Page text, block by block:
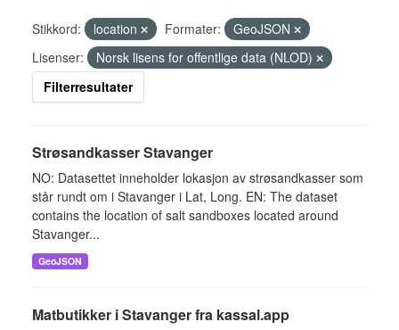
Stikkord: location Formater:
GeoJSON
Lisenser:
Norsk lisens for offentlige data (NLOD)
Filterresultater
Strøsandkasser Stavanger
NO: Datasettet inneholder lokasjon av strøsandkasser som
står rundt om i Stavanger i Lat, Long. EN: The dataset
contains the location of salt sandboxes located around
Stavanger...
GeoJSON
Matbutikker i Stavanger fra kassal.app